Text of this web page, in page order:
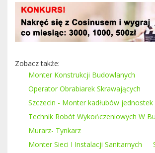
Zobacz także:
Monter Konstrukcji Budowlanych
Operator Obrabiarek Skrawających
Szczecin - Monter kadłubów jednostek
Technik Robót Wykończeniowych W
Murarz- Tynkarz
Monter Sieci I Instalacji Sanitarnych